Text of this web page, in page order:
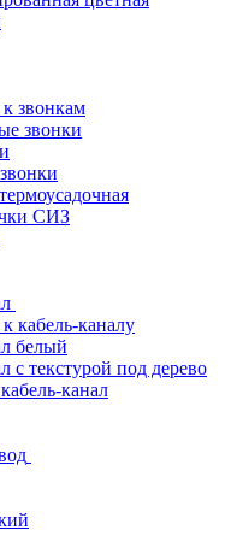
звонкам
звонки
СИЗ
кабель-каналу
белый
с текстурой под дерево
канал